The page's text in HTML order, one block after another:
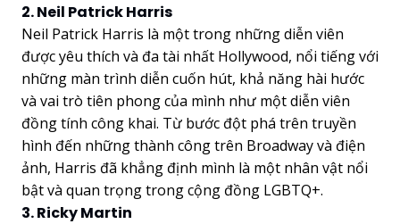
2. Neil Patrick Harris
Neil Patrick Harris là một trong những diễn viên
được yêu thích và đa tài nhất Hollywood, nổi tiếng với
những màn trình diễn cuốn hút, khả năng hài hước
và vai trò tiên phong của mình như một diễn viên
đồng tính công khai. Từ bước đột phá trên truyền
hình đến những thành công trên Broadway và điện
ảnh, Harris đã khẳng định mình là một nhân vật nổi
bật và quan trọng trong cộng đồng LGBTQ+.
3. Ricky Martin